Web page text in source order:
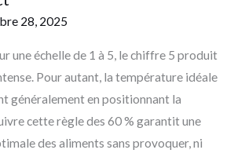
28, 2025
une échelle de 1 à 5, le chiffre 5 produit
Pour autant, la température idéale
généralement en positionnant la
cette règle des 60 % garantit une
des aliments sans provoquer, ni